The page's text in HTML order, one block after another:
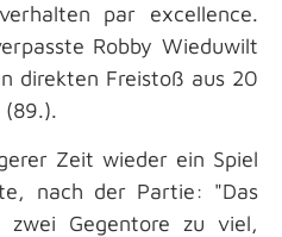
par excellence.
Robby Wieduwilt
direkten Freistoß aus 20
(89.).
Zeit wieder ein Spiel
nach der Partie: "Das
Gegentore zu viel,